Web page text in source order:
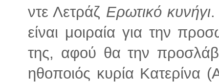
ντε Λετράζ Ερωτικό κυνήγι.
είναι μοιραία για την
της, αφού θα την
ηθοποιός κυρία Κατερίνα